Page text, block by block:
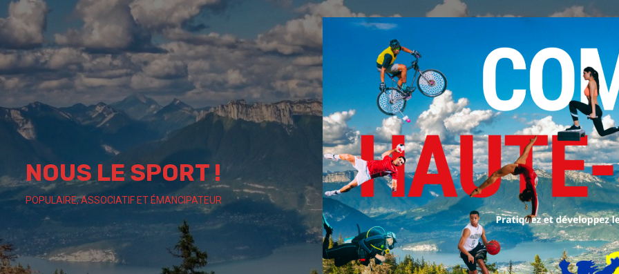
Skip
to
content
NOUS LE SPORT !
POPULAIRE, ASSOCIATIF ET ÉMANCIPATEUR